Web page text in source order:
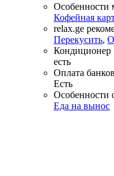
Особенности
Кофейная
relax.ge
Перекусить,
Кондиционер
есть
Оплата
Есть
Особенности
Еда на вынос